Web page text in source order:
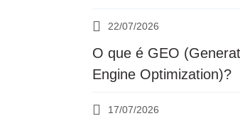
22/07/2026
O que é GEO
Engine Optimization)?
17/07/2026